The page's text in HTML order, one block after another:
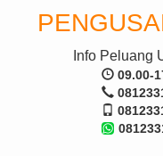
Info Peluang
09.00-